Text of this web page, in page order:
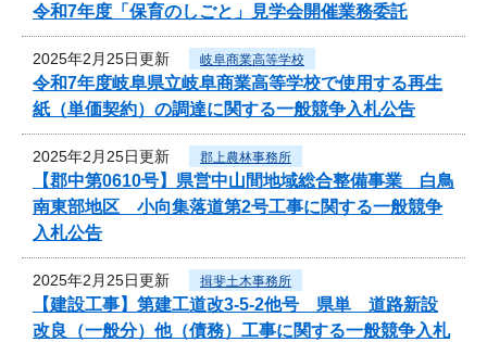
令和7年度「保育のしごと」見学会開催業務委託
2025年2月25日更新 岐阜商業高等学校
令和7年度岐阜県立岐阜商業高等学校で使用する再生
紙（単価契約）の調達に関する一般競争入札公告
2025年2月25日更新 郡上農林事務所
【郡中第0610号】県営中山間地域総合整備事業 白鳥
南東部地区 小向集落道第2号工事に関する一般競争
入札公告
2025年2月25日更新 揖斐土木事務所
【建設工事】第建工道改3-5-2他号 県単 道路新設
改良（一般分）他（債務）工事に関する一般競争入札